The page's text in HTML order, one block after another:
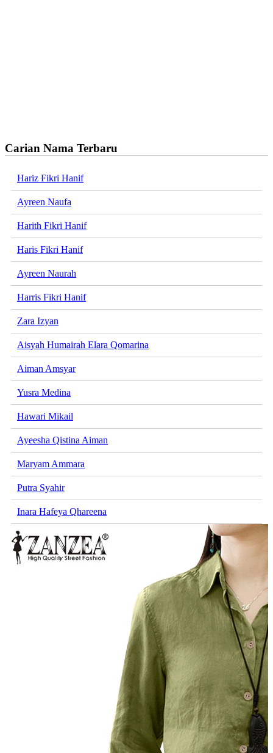
Carian Nama Terbaru
Hariz Fikri Hanif
Ayreen Naufa
Harith Fikri Hanif
Haris Fikri Hanif
Ayreen Naurah
Harris Fikri Hanif
Zara Izyan
Aisyah Humairah Elara Qomarina
Aiman Amsyar
Yusra Medina
Hawari Mikail
Ayeesha Qistina Aiman
Maryam Ammara
Putra Syahir
Inara Hafeya Qhareena